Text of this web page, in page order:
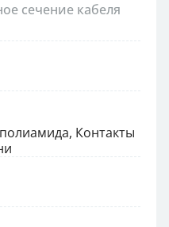
сечение кабеля
Контакты